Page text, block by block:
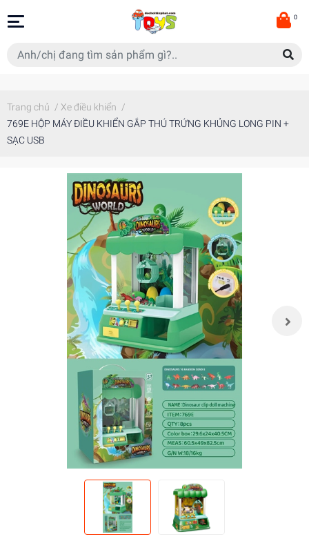
0
Trang chủ / Xe điều khiển /
769E HỘP MÁY ĐIỀU KHIỂN GẮP THÚ TRỨNG KHỦNG LONG PIN +
SẠC USB